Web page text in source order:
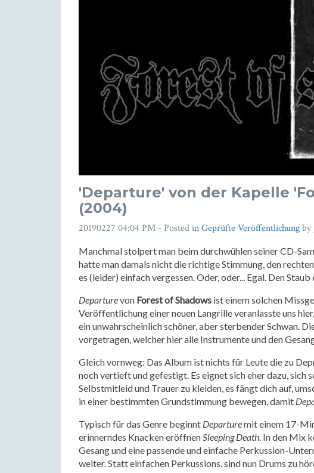
'Departure' von der Kapelle
(2004)
20190227 04:04 PM - Posted inGeprüfte Veröffentlichungby
Manchmal stolpert man beim durchwühlen seiner CD-
hatte man damals nicht die richtige Stimmung, den
es (leider) einfach vergessen. Oder, oder... Egal. Den
Departurevon Forest of Shadows ist einem solchen
Veröffentlichung einer neuen Langrille veranlasste uns
ein unwahrscheinlich schöner, aber sterbender Schwan.
vorgetragen, welcher hier alle Instrumente und den
Gleich vornweg: Das Album ist nichts für Leute die zu
noch vertieft und gefestigt. Es eignet sich eher dazu, sich
Selbstmitleid und Trauer zu kleiden, es fängt dich auf,
in einer bestimmten Grundstimmung bewegen, damit
Typisch für das Genre beginnt Departuremit einem 17-
erinnerndes Knacken eröffnenSleeping Death. In den Mix
Gesang und eine passende und einfache Perkussion-
weiter. Statt einfachen Perkussions, sind nun Drums zu